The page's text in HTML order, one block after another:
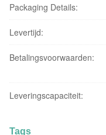
Packaging Details:
Levertijd:
Betalingsvoorwaarden:
Leveringscapaciteit:
Tags